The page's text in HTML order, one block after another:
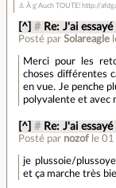
⚓ À g'Auch TOUTE! http://
[^] # Re: J'ai essayé
Posté parSolareagle
Merci pour les
choses différentes
en vue. Je penche
polyvalente et avec
[^] # Re: J'ai essayé
Posté par nozof le
je plussoie/
et ça marche très